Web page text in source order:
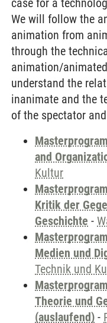
case for a
We will follow the
animation from
through the
animation/
understand the
inanimate and the
of the spectator
and
Kultur
Kritik der
Geschichte -
Medien und
Technik und
Theorie und
(auslaufend) -